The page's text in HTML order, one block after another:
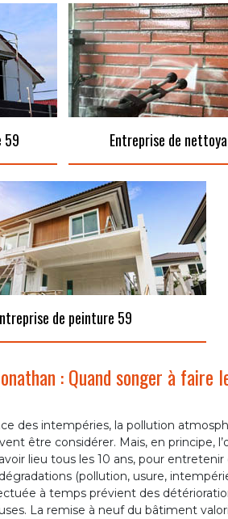
59 Entreprise de
de peinture 59
: Quand songer à faire
des intempéries, la pollution
être considérer. Mais, en principe,
lieu tous les 10 ans, pour
(pollution, usure,
à temps prévient des
La remise à neuf du bâtiment